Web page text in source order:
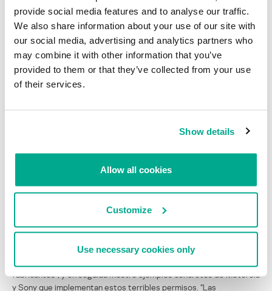
provide social media features and to analyse our traffic.
We also share information about your use of our site with
our social media, advertising and analytics partners who
may combine it with other information that you’ve
provided to them or that they’ve collected from your use
of their services.
Show details
Allow all cookies
Customize
Use necessary cookies only
sobre Android, pues aclaró las técnicas rooting/modding y el
lenguaje que usan, además de las consecuencias de seguridad
cuando se realiza el modding en los teléfonos Android.
Entre las citas notables, tenemos: “las compañías telefónicas
incentivan a que sus clientes vean sus teléfonos como
descartables y que adquieran el último modelo y firmen nuevos
contratos por varios años”. “De las 10 vulnerabilidades que he
descubierto y usado para el rooting en Android, 9 están
relacionadas con el “estúpido” permiso para archivos que no es
fabricantes”, y en seguida mostró ejemplos concretos de Motorola
y Sony que implementan estos terribles permisos. “Las